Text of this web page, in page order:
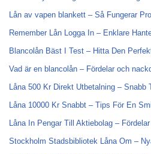
Lån av vapen blankett – Så Fungerar
Remember Lån Logga In – Enklare
Blancolån Bäst I Test – Hitta Den
Vad är en blancolån – Fördelar och
Låna 500 Kr Direkt Utbetalning –
Låna 10000 Kr Snabbt – Tips För En
Låna In Pengar Till Aktiebolag –
Stockholm Stadsbibliotek Låna Om –